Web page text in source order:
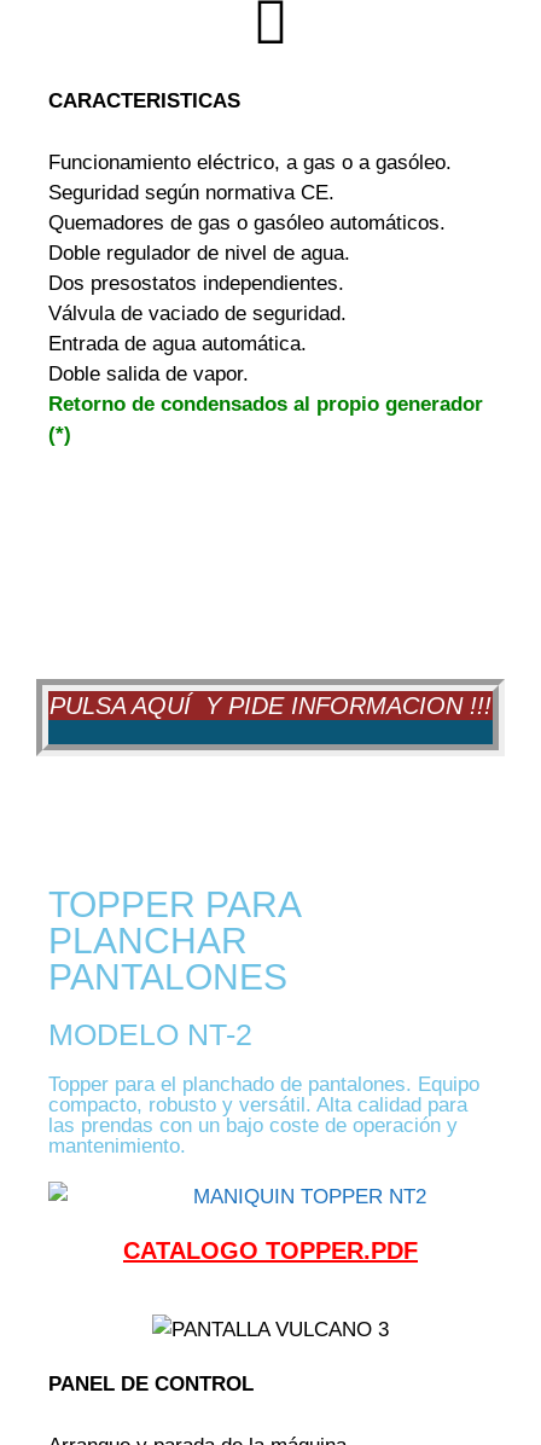
CARACTERISTICAS
Funcionamiento eléctrico, a gas o a gasóleo.
Seguridad según normativa CE.
Quemadores de gas o gasóleo automáticos.
Doble regulador de nivel de agua.
Dos presostatos independientes.
Válvula de vaciado de seguridad.
Entrada de agua automática.
Doble salida de vapor.
Retorno de condensados al propio generador
(*)
PULSA AQUÍ Y PIDE INFORMACION !!!
TOPPER PARA
PLANCHAR
PANTALONES
MODELO NT-2
Topper para el planchado de pantalones. Equipo
compacto, robusto y versátil. Alta calidad para
las prendas con un bajo coste de operación y
mantenimiento.
CATALOGO TOPPER.PDF
PANEL DE CONTROL